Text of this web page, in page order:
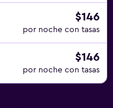
$146
por noche con tasas
$146
por noche con tasas